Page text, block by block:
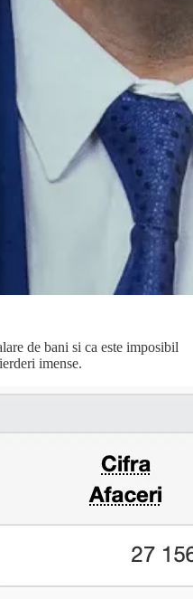
de bani si ca este imposibil
imense.